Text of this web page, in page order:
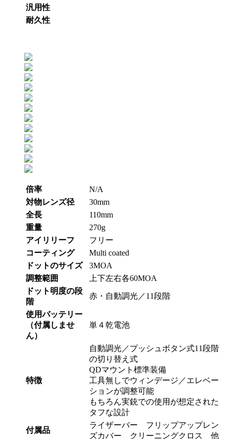
汎用性
耐久性
倍率
N/A
対物レンズ径
30mm
全長
110mm
重量
270g
アイリリーフ
フリー
コーティング
Multi coated
ドットのサイズ
3MOA
調整範囲
上下左右各60MOA
ドット明度の段
階
赤・自動調光／11段階
使用バッテリー
（付属しませ
ん）
単４乾電池
特徴
自動調光／プッシュボタン式11段階
の切り替え式
QDマウント標準装備
工具無しでウィンデージ／エレベー
ションが調整可能
もちろん実銃での使用が想定された
タフな設計
付属品
ライザーバー フリップアップレン
ズカバー クリーニングクロス 他